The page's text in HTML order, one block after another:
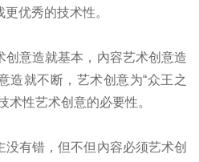
优秀的技术性。
创意造就基本，內容艺术创意造
造就不断，艺术创意为“众王之
术性艺术创意的必要性。
有错，但不但內容必须艺术创